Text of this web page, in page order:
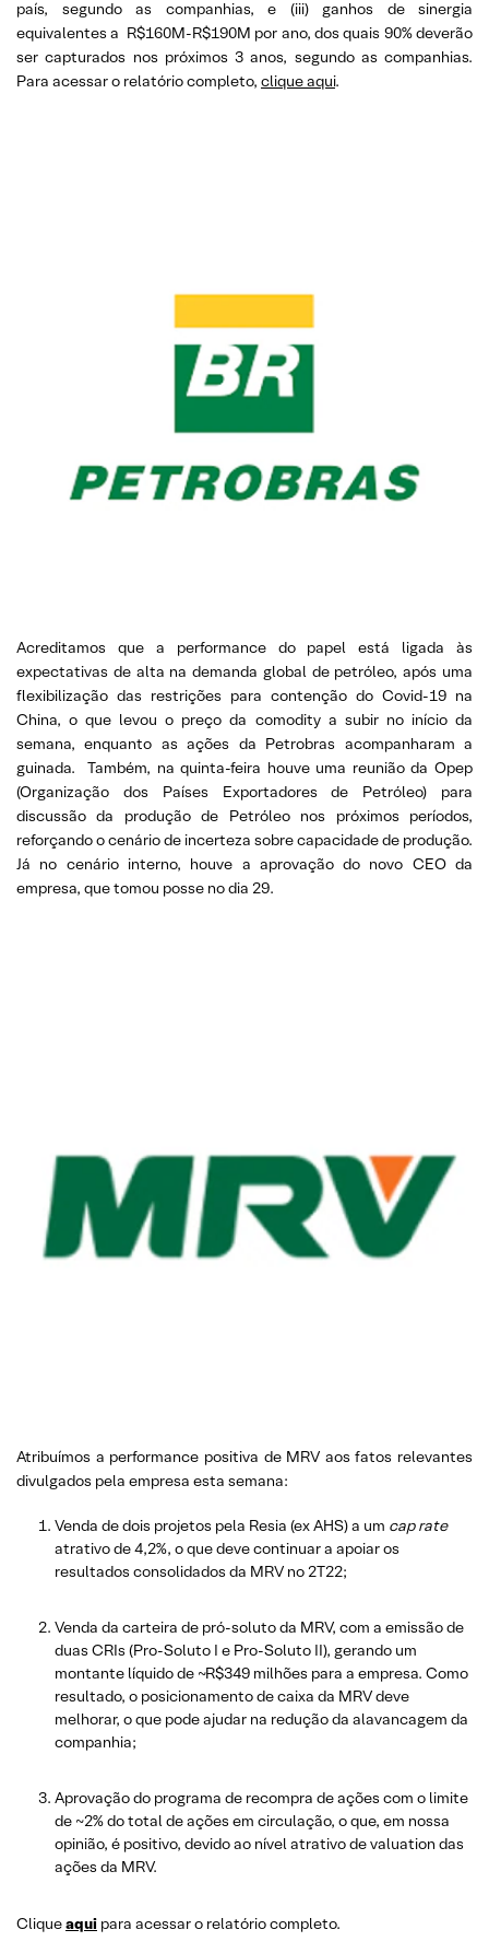
país, segundo as companhias, e (iii) ganhos de sinergia
equivalentes a R$160M-R$190M por ano, dos quais 90% deverão
ser capturados nos próximos 3 anos, segundo as companhias.
Para acessar o relatório completo, clique aqui.
Acreditamos que a performance do papel está ligada às
expectativas de alta na demanda global de petróleo, após uma
flexibilização das restrições para contenção do Covid-19 na
China, o que levou o preço da comodity a subir no início da
semana, enquanto as ações da Petrobras acompanharam a
guinada. Também, na quinta-feira houve uma reunião da Opep
(Organização dos Países Exportadores de Petróleo) para
discussão da produção de Petróleo nos próximos períodos,
reforçando o cenário de incerteza sobre capacidade de produção.
Já no cenário interno, houve a aprovação do novo CEO da
empresa, que tomou posse no dia 29.
Atribuímos a performance positiva de MRV aos fatos relevantes
divulgados pela empresa esta semana:
Venda de dois projetos pela Resia (ex AHS) a um cap rate
atrativo de 4,2%, o que deve continuar a apoiar os
resultados consolidados da MRV no 2T22;
Venda da carteira de pró-soluto da MRV, com a emissão de
duas CRIs (Pro-Soluto I e Pro-Soluto II), gerando um
montante líquido de ~R$349 milhões para a empresa. Como
resultado, o posicionamento de caixa da MRV deve
melhorar, o que pode ajudar na redução da alavancagem da
companhia;
Aprovação do programa de recompra de ações com o limite
de ~2% do total de ações em circulação, o que, em nossa
opinião, é positivo, devido ao nível atrativo de valuation das
ações da MRV.
Cliqueaqui para acessar o relatório completo.